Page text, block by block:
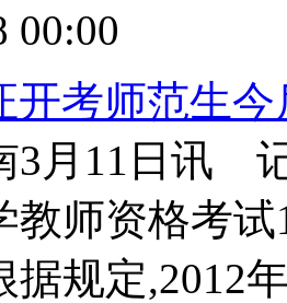
00:00
开考师范生
3月11日讯
教师资格考
据规定,2012